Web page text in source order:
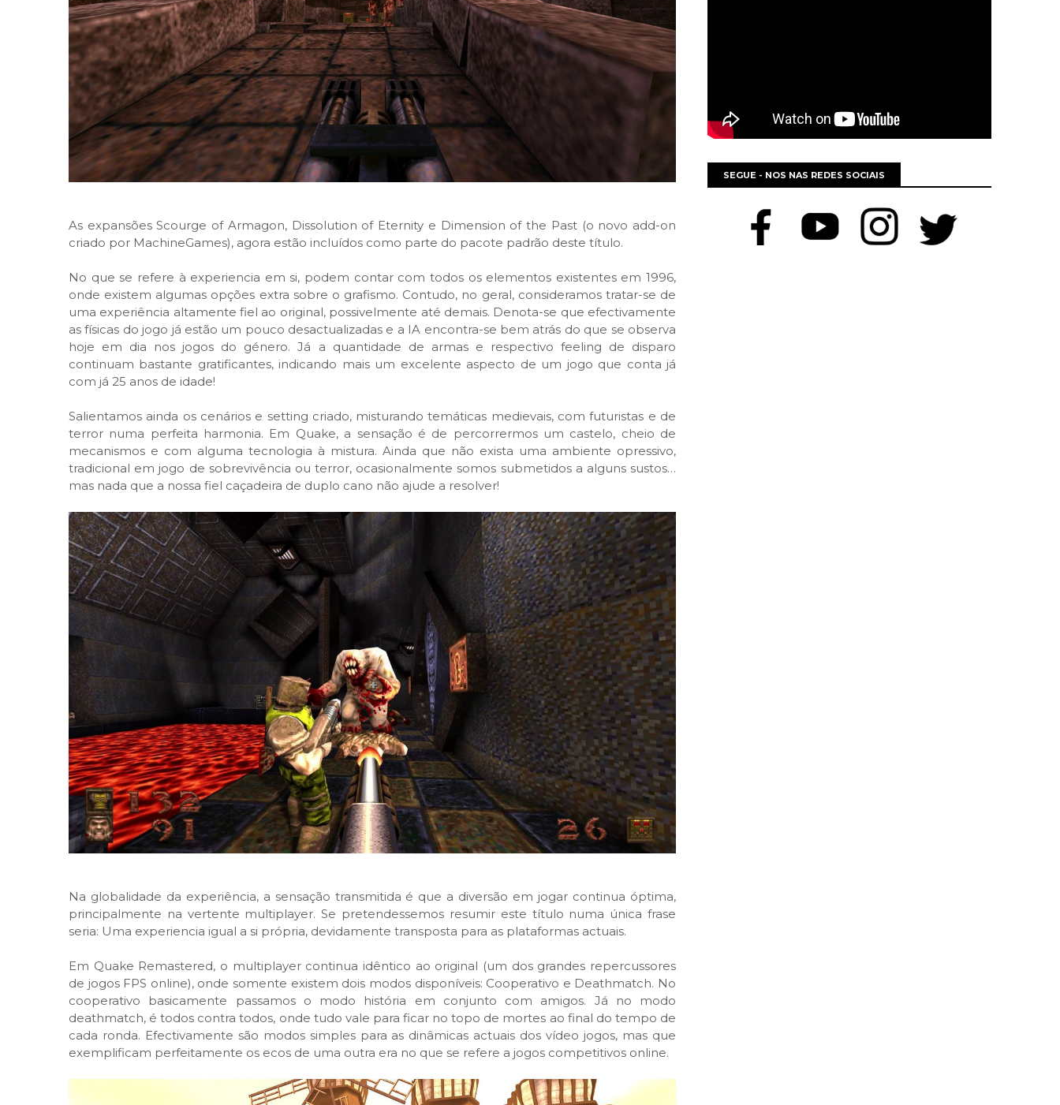
As expansões Scourge of Armagon, Dissolution of Eternity e Dimension of the Past (o novo add-on
criado por MachineGames), agora estão incluídos como parte do pacote padrão deste título.
No que se refere à experiencia em si, podem contar com todos os elementos existentes em 1996,
onde existem algumas opções extra sobre o grafismo. Contudo, no geral, consideramos tratar-se de
uma experiência altamente fiel ao original, possivelmente até demais. Denota-se que efectivamente
as físicas do jogo já estão um pouco desactualizadas e a IA encontra-se bem atrás do que se observa
hoje em dia nos jogos do género. Já a quantidade de armas e respectivo feeling de disparo
continuam bastante gratificantes, indicando mais um excelente aspecto de um jogo que conta já
com já 25 anos de idade!
Salientamos ainda os cenários e setting criado, misturando temáticas medievais, com futuristas e de
terror numa perfeita harmonia. Em Quake, a sensação é de percorrermos um castelo, cheio de
mecanismos e com alguma tecnologia à mistura. Ainda que não exista uma ambiente opressivo,
tradicional em jogo de sobrevivência ou terror, ocasionalmente somos submetidos a alguns sustos…
mas nada que a nossa fiel caçadeira de duplo cano não ajude a resolver!
Na globalidade da experiência, a sensação transmitida é que a diversão em jogar continua óptima,
principalmente na vertente multiplayer. Se pretendessemos resumir este título numa única frase
seria: Uma experiencia igual a si própria, devidamente transposta para as plataformas actuais.
Em Quake Remastered, o multiplayer continua idêntico ao original (um dos grandes repercussores
de jogos FPS online), onde somente existem dois modos disponíveis: Cooperativo e Deathmatch. No
cooperativo basicamente passamos o modo história em conjunto com amigos. Já no modo
deathmatch, é todos contra todos, onde tudo vale para ficar no topo de mortes ao final do tempo de
cada ronda. Efectivamente são modos simples para as dinâmicas actuais dos vídeo jogos, mas que
exemplificam perfeitamente os ecos de uma outra era no que se refere a jogos competitivos online.
SEGUE - NOS NAS REDES SOCIAIS